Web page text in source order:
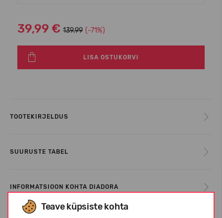
Teave küpsiste kohta
39,99 € 139.99 (-71%)
LISA OSTUKORVI
TOOTEKIRJELDUS
SUURUSTE TABEL
INFORMATSIOON KOHTA DIADORA